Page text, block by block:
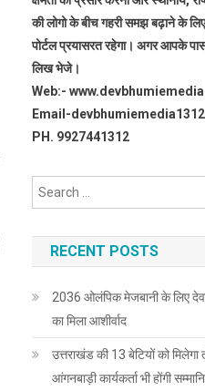
की लोगो के बीच गहरी समझ बढ़ाने के
पोर्टल प्रयासरत रहेगा। अगर आपके
लिख भेजे।
Web:-
Email-
PH. 9927441312
RECENT POSTS
2036 ओलंपिक मेजबानी के लिए
का मिला आशीर्वाद
उत्तराखंड की 13 बेटियों को मिलेगा
आंगनबाड़ी कार्यकर्ता भी होंगी